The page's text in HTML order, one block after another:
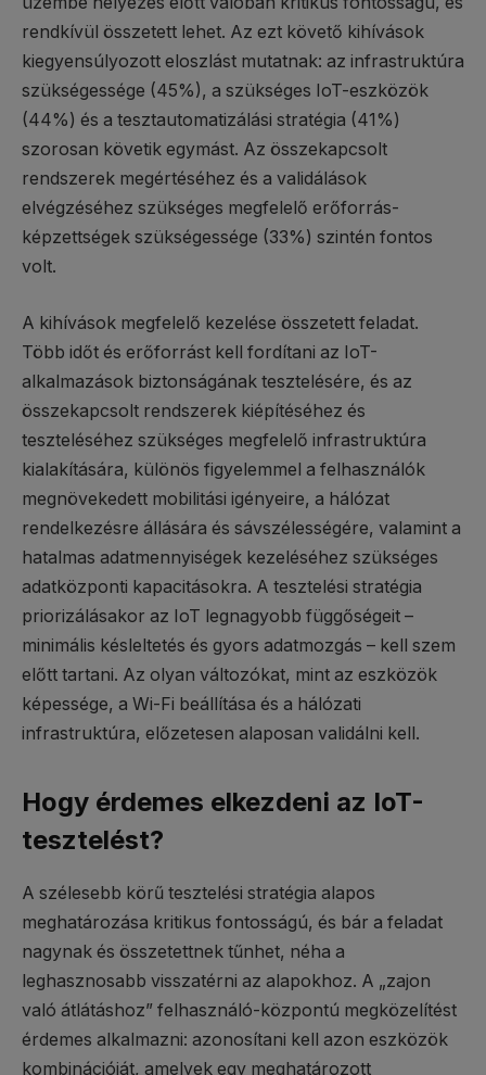
rendkívül összetett lehet. Az ezt követő kihívások
kiegyensúlyozott eloszlást mutatnak: az infrastruktúra
szükségessége (45%), a szükséges IoT-eszközök
(44%) és a tesztautomatizálási stratégia (41%)
szorosan követik egymást. Az összekapcsolt
rendszerek megértéséhez és a validálások
elvégzéséhez szükséges megfelelő erőforrás-
képzettségek szükségessége (33%) szintén fontos
volt.
A kihívások megfelelő kezelése összetett feladat.
Több időt és erőforrást kell fordítani az IoT-
alkalmazások biztonságának tesztelésére, és az
összekapcsolt rendszerek kiépítéséhez és
teszteléséhez szükséges megfelelő infrastruktúra
kialakítására, különös figyelemmel a felhasználók
megnövekedett mobilitási igényeire, a hálózat
rendelkezésre állására és sávszélességére, valamint a
hatalmas adatmennyiségek kezeléséhez szükséges
adatközponti kapacitásokra. A tesztelési stratégia
priorizálásakor az IoT legnagyobb függőségeit –
minimális késleltetés és gyors adatmozgás – kell szem
előtt tartani. Az olyan változókat, mint az eszközök
képessége, a Wi-Fi beállítása és a hálózati
infrastruktúra, előzetesen alaposan validálni kell.
Hogy érdemes elkezdeni az IoT-
tesztelést?
A szélesebb körű tesztelési stratégia alapos
meghatározása kritikus fontosságú, és bár a feladat
nagynak és összetettnek tűnhet, néha a
leghasznosabb visszatérni az alapokhoz. A „zajon
való átlátáshoz” felhasználó-központú megközelítést
érdemes alkalmazni: azonosítani kell azon eszközök
kombinációját, amelyek egy meghatározott